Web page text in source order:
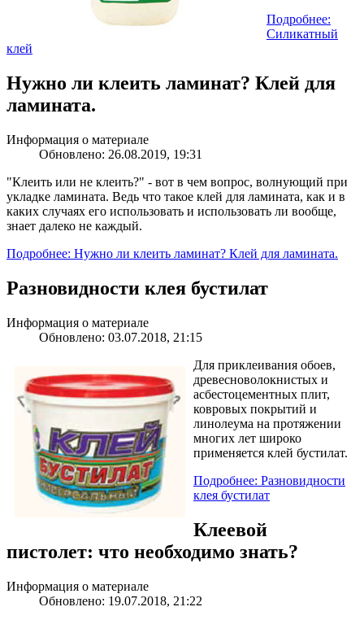
Подробнее:
Силикатный
клей
Нужно ли клеить ламинат? Клей для
ламината.
Информация о материале
Обновлено: 26.08.2019, 19:31
"Клеить или не клеить?" - вот в чем вопрос, волнующий при
укладке ламината. Ведь что такое клей для ламината, как и в
каких случаях его использовать и использовать ли вообще,
знает далеко не каждый.
Подробнее: Нужно ли клеить ламинат? Клей для ламината.
Разновидности клея бустилат
Информация о материале
Обновлено: 03.07.2018, 21:15
Для приклеивания обоев,
древесноволокнистых и
асбестоцементных плит,
ковровых покрытий и
линолеума на протяжении
многих лет широко
применяется клей бустилат.
Подробнее: Разновидности
клея бустилат
Клеевой
пистолет: что необходимо знать?
Информация о материале
Обновлено: 19.07.2018, 21:22